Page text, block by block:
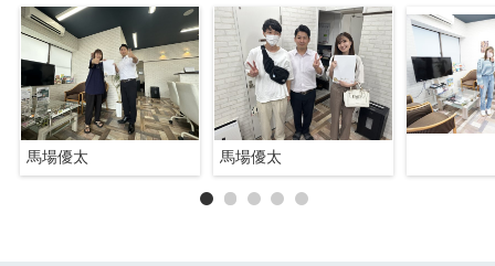
馬場優太 馬場優太